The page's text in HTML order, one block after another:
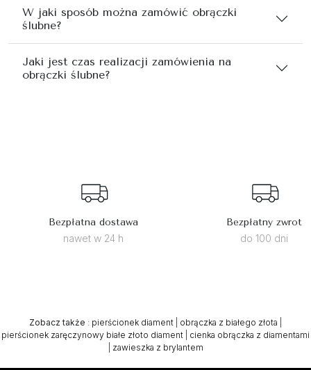
W jaki sposób można zamówić obrączki
ślubne?
Jaki jest czas realizacji zamówienia na
obrączki ślubne?
Bezpłatna dostawa
nawet w 24 h
Bezpłatny zwrot
do 100 dni
Zobacz także : pierścionek diament obrączka z białego złota
pierścionek zaręczynowy białe złoto diament
cienka obrączka z diamentami
zawieszka z brylantem